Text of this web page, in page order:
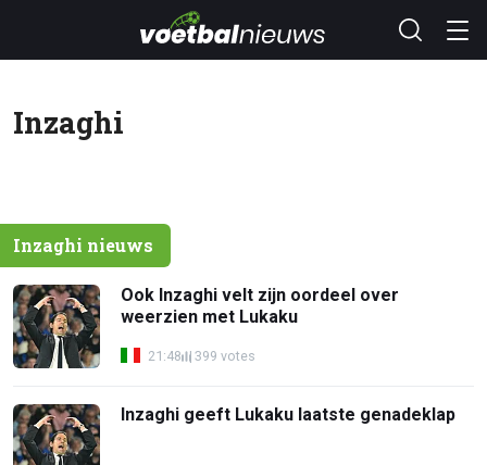
Inzaghi
Inzaghi nieuws
Ook Inzaghi velt zijn oordeel over
weerzien met Lukaku
21:48 399 votes
Inzaghi geeft Lukaku laatste genadeklap